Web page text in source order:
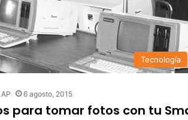
Tecnología
6 agosto, 2015
para tomar fotos con tu